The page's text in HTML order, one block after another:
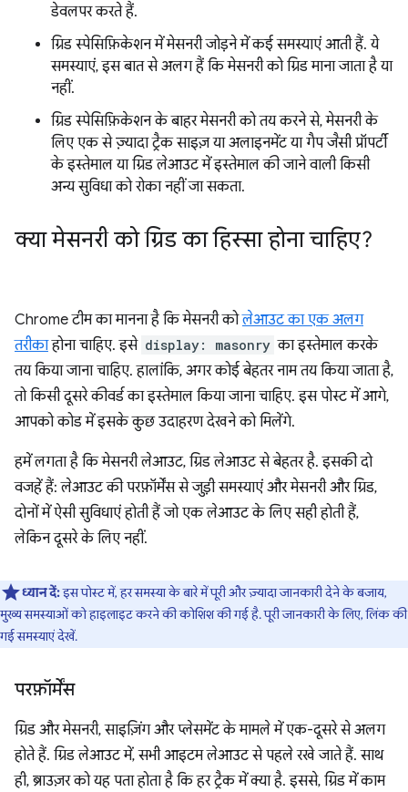
डेवलपर करते हैं.
ग्रिड स्पेसिफ़िकेशन में मेसनरी जोड़ने में कई समस्याएं आती हैं. ये
समस्याएं, इस बात से अलग हैं कि मेसनरी को ग्रिड माना जाता है या
नहीं.
ग्रिड स्पेसिफ़िकेशन के बाहर मेसनरी को तय करने से, मेसनरी के
लिए एक से ज़्यादा ट्रैक साइज़ या अलाइनमेंट या गैप जैसी प्रॉपर्टी
के इस्तेमाल या ग्रिड लेआउट में इस्तेमाल की जाने वाली किसी
अन्य सुविधा को रोका नहीं जा सकता.
क्या मेसनरी को ग्रिड का हिस्सा होना चाहिए?
Chrome टीम का मानना है कि मेसनरी कोलेआउट का एक अलग
तरीकाहोना चाहिए. इसे display: masonry का इस्तेमाल करके
तय किया जाना चाहिए. हालांकि, अगर कोई बेहतर नाम तय किया जाता है,
तो किसी दूसरे कीवर्ड का इस्तेमाल किया जाना चाहिए. इस पोस्ट में आगे,
आपको कोड में इसके कुछ उदाहरण देखने को मिलेंगे.
हमें लगता है कि मेसनरी लेआउट, ग्रिड लेआउट से बेहतर है. इसकी दो
वजहें हैं: लेआउट की परफ़ॉर्मेंस से जुड़ी समस्याएं और मेसनरी और ग्रिड,
दोनों में ऐसी सुविधाएं होती हैं जो एक लेआउट के लिए सही होती हैं,
लेकिन दूसरे के लिए नहीं.
ध्यान दें:इस पोस्ट में, हर समस्या के बारे में पूरी और ज़्यादा जानकारी देने के बजाय,
मुख्य समस्याओं को हाइलाइट करने की कोशिश की गई है. पूरी जानकारी के लिए, लिंक की
गई समस्याएं देखें.
परफ़ॉर्मेंस
ग्रिड और मेसनरी, साइज़िंग और प्लेसमेंट के मामले में एक-दूसरे से अलग
होते हैं. ग्रिड लेआउट में, सभी आइटम लेआउट से पहले रखे जाते हैं. साथ
ही, ब्राउज़र को यह पता होता है कि हर ट्रैक में क्या है. इससे, ग्रिड में काम